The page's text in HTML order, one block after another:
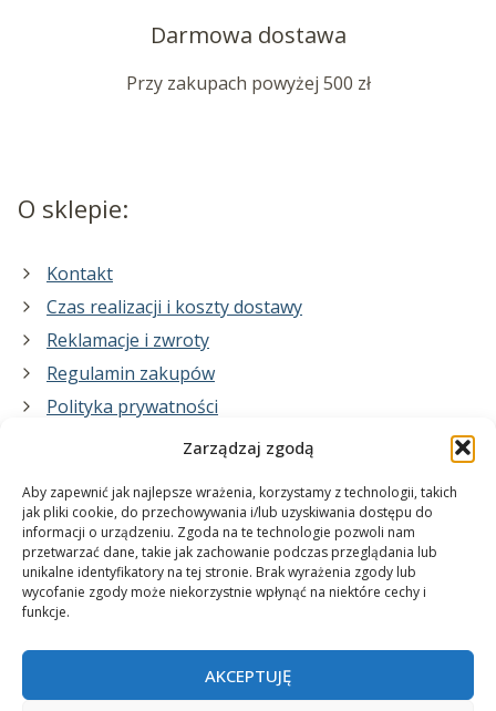
Zarządzaj zgodą
Aby zapewnić jak najlepsze wrażenia, korzystamy z technologii, takich
jak pliki cookie, do przechowywania i/lub uzyskiwania dostępu do
informacji o urządzeniu. Zgoda na te technologie pozwoli nam
przetwarzać dane, takie jak zachowanie podczas przeglądania lub
unikalne identyfikatory na tej stronie. Brak wyrażenia zgody lub
wycofanie zgody może niekorzystnie wpłynąć na niektóre cechy i
funkcje.
AKCEPTUJĘ
Darmowa dostawa
Przy zakupach powyżej 500 zł
O sklepie:
Kontakt
Czas realizacji i koszty dostawy
Reklamacje i zwroty
Regulamin zakupów
Polityka prywatności
Co zrobimy dla Ciebie:
projekty plakatów na zamówienie
wydrukuj swój plakat